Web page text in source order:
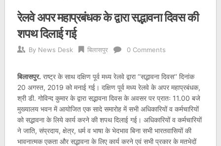
रेलवे अपर महाप्रबंधक के द्वारा सद्भावना दिवस की
शपथ दिलाई गई
By News Desk बिलासपुर 0 Comments
बिलासपुर. राष्ट्र के साथ दक्षिण पूर्व मध्य रेलवे द्वारा ‘‘सद्भावना दिवस‘‘ दिनांक
20 अगस्त, 2019 को मनाई गई। दक्षिण पूर्व मध्य रेलवे के अपर महाप्रबंधक,
श्री डी. गोविन्द कुमार के द्वारा सद्भावना दिवस के अवसर पर प्रातः 11.00 बजे
मुख्यालय भवन में आयोजित एक सादे समारोह में सभी अधिकारियों व कर्मचारियों
को सद्भावना के लिये कार्य करने की शपथ दिलाई गई। अधिकारियों व कर्मचारियों
ने जाति, संप्रदाय, क्षेत्र, धर्म व भाषा के भेदभाव बिना सभी भारतवासियों की
भावनात्मक एकता और सद्भावना के लिए कार्य करने एवं सभी प्रकार के मतभेदों